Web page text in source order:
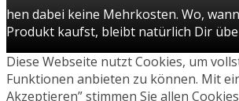
hen dabei keine Mehrkosten. Wo,
Produkt kaufst, bleibt natürlich Dir
Diese Webseite nutzt Cookies, um
Funktionen anbieten zu können. Mit
Akzeptieren” stimmen Sie allen